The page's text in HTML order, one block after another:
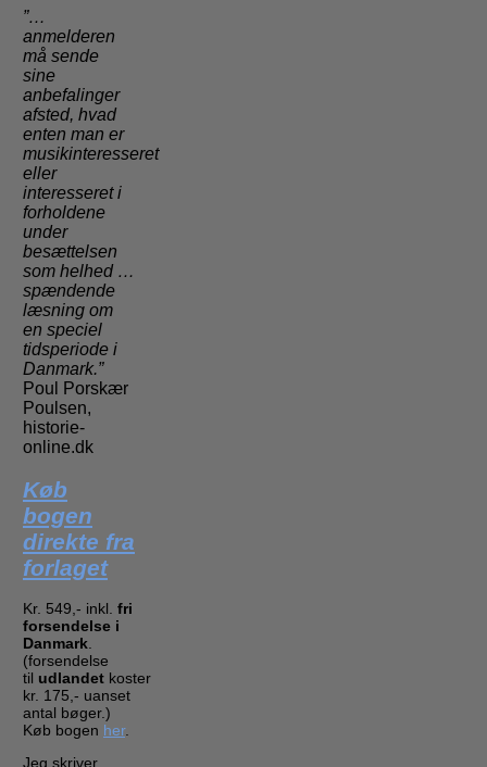
”…
anmelderen
må sende
sine
anbefalinger
afsted, hvad
enten man er
musikinteresseret
eller
interesseret i
forholdene
under
besættelsen
som helhed …
spændende
læsning om
en speciel
tidsperiode i
Danmark.”
Poul Porskær
Poulsen,
historie-
online.dk
Køb
bogen
direkte fra
forlaget
Kr. 549,- inkl. fri
forsendelse i
Danmark.
(forsendelse
til udlandet koster
kr. 175,- uanset
antal bøger.)
Køb bogen her.
Jeg skriver